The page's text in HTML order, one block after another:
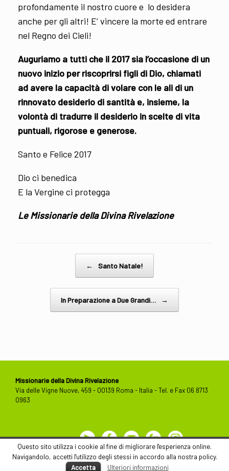
profondamente il nostro cuore e lo desidera
anche per gli altri! E’ vincere la morte ed entrare
nel Regno dei Cieli!
Auguriamo a tutti che il 2017 sia l’occasione di un
nuovo inizio per riscoprirsi figli di Dio, chiamati
ad avere la capacità di volare con le ali di un
rinnovato desiderio di santità e, insieme, la
volontà di tradurre il desiderio in scelte di vita
puntuali, rigorose e generose.
Santo e Felice 2017
Dio ci benedica
E la Vergine ci protegga
Le Missionarie della Divina Rivelazione
← Santo Natale!
In Preparazione a Due Grandi… →
Missionarie della Divina Rivelazione
Via delle Vigne Nuove, 459 - 00139 Roma - Italia - Tel. e Fax 06 8713
0963
YoutubeFacebook
Contact
Us
FlickrInstagram
Questo sito utilizza i cookie al fine di migliorare l'esperienza online.
Navigandolo, accetti l'utilizzo degli stessi in accordo alla nostra policy.
Accetta
Ulteriori informazioni